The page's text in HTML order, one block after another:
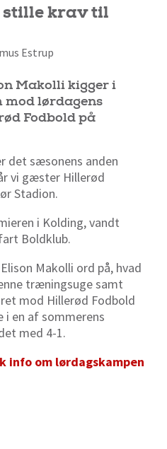
stille krav til
Estrup
Makolli kigger i
lørdagens
Fodbold på
det sæsonens anden
vi gæster Hillerød
Stadion.
i Kolding, vandt
Boldklub.
Makolli ord på, hvad
træningsuge samt
mod Hillerød Fodbold
i en af sommerens
med 4-1.
info om lørdagskampen